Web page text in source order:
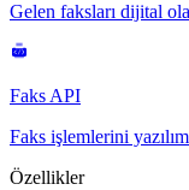
Gelen faksları dijital
Faks API
Faks işlemlerini
Özellikler